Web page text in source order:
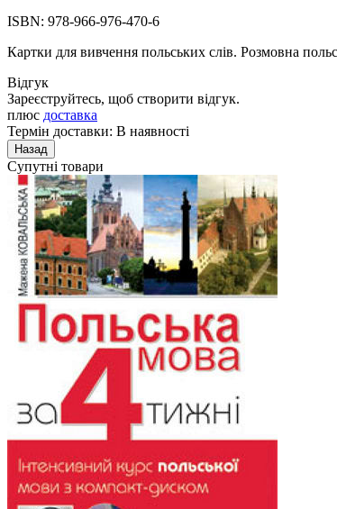
ISBN: 978-966-976-470-6
Картки для вивчення польських слів. Розмовна
Відгук
Зареєструйтесь, щоб створити відгук.
плюс доставка
Термін доставки: В наявності
Супутні товари